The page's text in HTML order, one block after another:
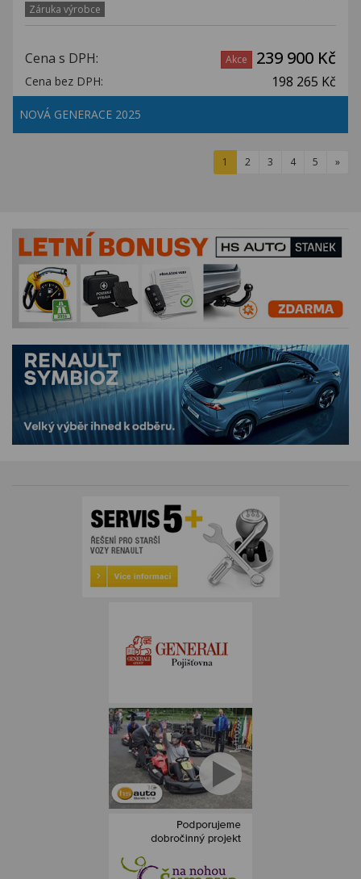
Záruka výrobce
Cena s DPH: Akce 239 900 Kč
Cena bez DPH: 198 265 Kč
NOVÁ GENERACE 2025
1 2 3 4 5 »